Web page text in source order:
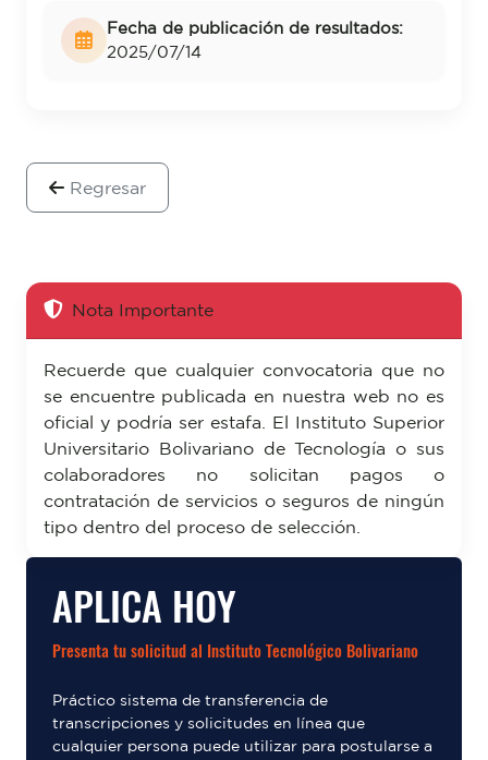
APLICA HOY
Presenta tu solicitud al Instituto Tecnológico Bolivariano
Práctico sistema de transferencia de
transcripciones y solicitudes en línea que
cualquier persona puede utilizar para postularse a
Fecha de publicación de resultados:
2025/07/14
Regresar
Nota Importante
Recuerde que cualquier convocatoria que no
se encuentre publicada en nuestra web no es
oficial y podría ser estafa. El Instituto Superior
Universitario Bolivariano de Tecnología o sus
colaboradores no solicitan pagos o
contratación de servicios o seguros de ningún
tipo dentro del proceso de selección.